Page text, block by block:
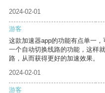
2024-02-01
游客
这款加速器app的功能有点单一
一个自动切换线路的功能，这样
路，从而获得更好的加速效果。
2024-02-01
游客